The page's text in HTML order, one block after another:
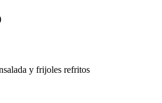
y frijoles refritos